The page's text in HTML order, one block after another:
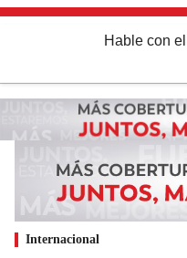
Hable con el
Internacional